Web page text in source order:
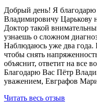
Добрый день! Я благодарю
Владимировичу Царькову
Доктор такой
узнаешь о сложном
Наблюдаюсь уже два года.
чтобы снять
объяснит, ответит на все
Благодарю Вас Пётр
уважением, Евграфов
Читать весь отзыв